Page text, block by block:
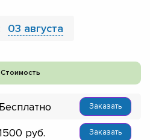
03 августа
Стоимость
Бесплатно Заказать
Заказать